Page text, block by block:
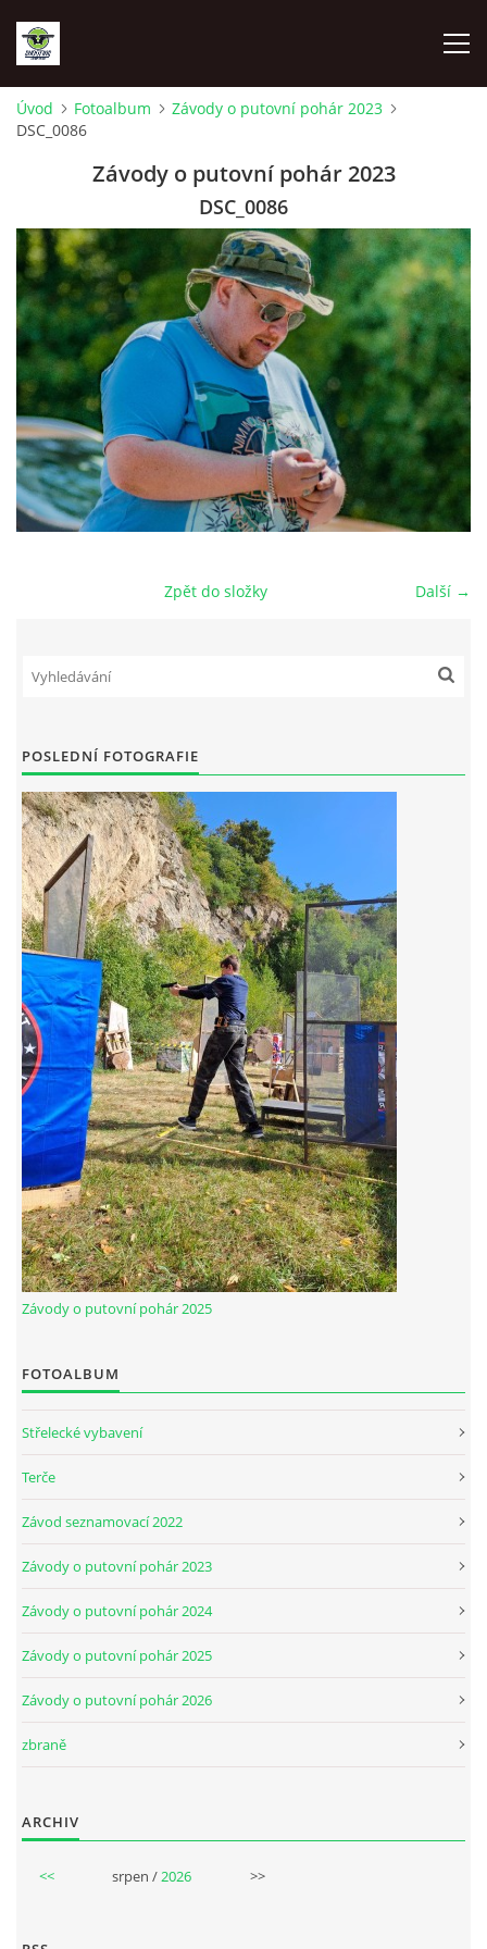
ÚVOD
DOKUMENTY
© 2026 eStránky.cz | RSS
Úvod Fotoalbum
Závody o putovní pohár 2023
DSC_0086
Závody o putovní pohár 2023
DSC_0086
Další →
Zpět do složky
POSLEDNÍ FOTOGRAFIE
Závody o putovní pohár 2025
FOTOALBUM
Střelecké vybavení
Terče
Závod seznamovací 2022
Závody o putovní pohár 2023
Závody o putovní pohár 2024
Závody o putovní pohár 2025
Závody o putovní pohár 2026
zbraně
ARCHIV
<< srpen /2026 >>